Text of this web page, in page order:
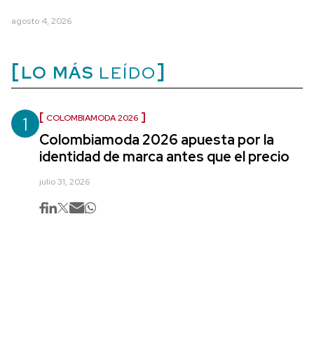
agosto 4, 2026
LO MÁS LEÍDO
1 COLOMBIAMODA 2026
Colombiamoda 2026 apuesta por la
identidad de marca antes que el precio
julio 31, 2026